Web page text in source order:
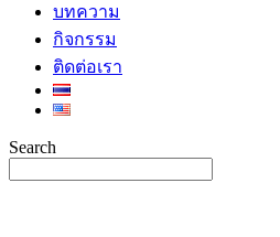
บทความ
กิจกรรม
ติดต่อเรา
Search